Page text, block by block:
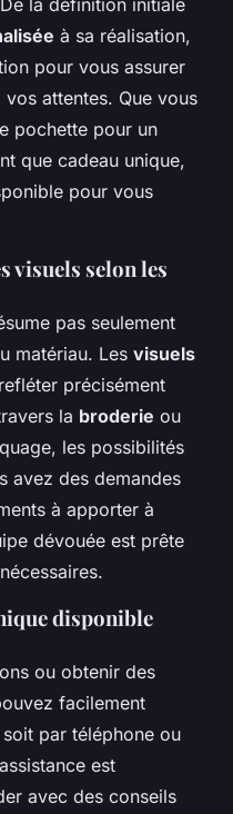
à sa réalisation,
pour vous assurer
attentes. Que vous
pochette pour un
que cadeau unique,
pour vous
visuels selon les
pas seulement
matériau. Les visuels
précisément
la broderie ou
les possibilités
avez des demandes
à apporter à
dévouée est prête
disponible
ou obtenir des
facilement
par téléphone ou
est
avec des conseils